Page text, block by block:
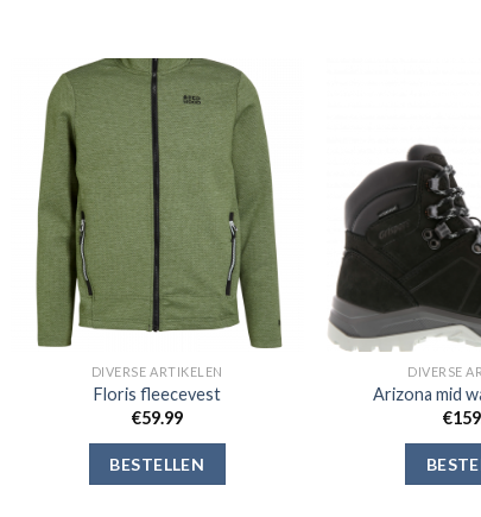
Toevoegen
verlanglijst
DIVERSE ARTIKELEN
Floris fleecevest
€59.99
BESTELLEN
DIVERSE
Arizona mid
€